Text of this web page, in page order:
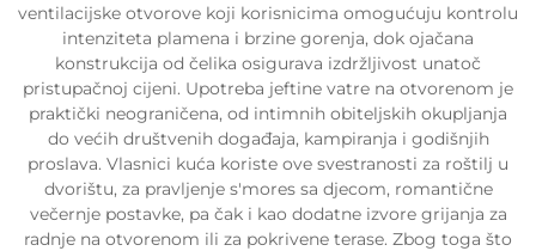
ventilacijske otvorove koji korisnicima omogućuju kontrolu
intenziteta plamena i brzine gorenja, dok ojačana
konstrukcija od čelika osigurava izdržljivost unatoč
pristupačnoj cijeni. Upotreba jeftine vatre na otvorenom je
praktički neograničena, od intimnih obiteljskih okupljanja
do većih društvenih događaja, kampiranja i godišnjih
proslava. Vlasnici kuća koriste ove svestranosti za roštilj u
dvorištu, za pravljenje s'mores sa djecom, romantične
večernje postavke, pa čak i kao dodatne izvore grijanja za
radnje na otvorenom ili za pokrivene terase. Zbog toga što